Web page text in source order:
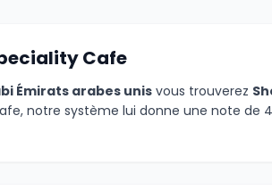
Cafe
Émirats arabes unis vous trouverez
notre système lui donne une note de